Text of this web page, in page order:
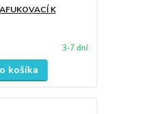
K
3-7 dní
košíka